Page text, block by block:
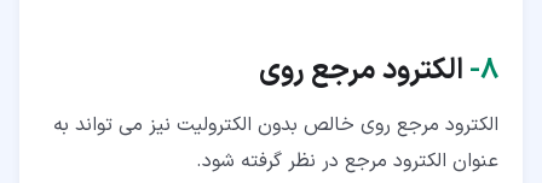
۸‏- الکترود مرجع روی
الکترود مرجع روی خالص بدون الکترولیت نیز می تواند به
عنوان الکترود مرجع در نظر گرفته شود.